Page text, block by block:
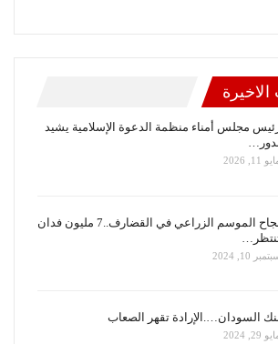
مجلس أمناء منظمة الدعوة الإسلامية يشيد
11, 2026
نجاح الموسم الزراعي في القضارف..7 مليون فدان
10, 2024
السودان….الإرادة تقهر الصعاب
29, 2024